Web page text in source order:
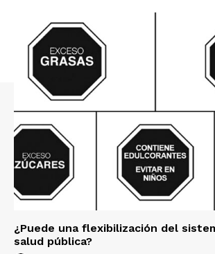
¿Puede una flexibilización del
salud pública?